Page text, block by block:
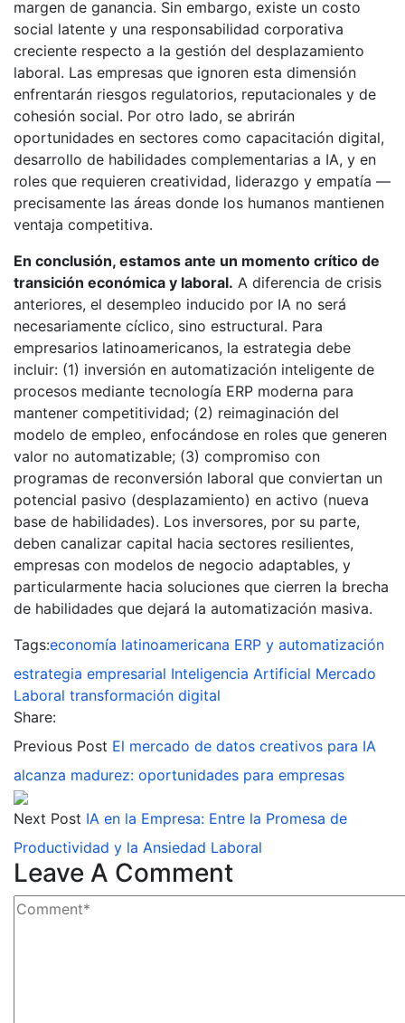
margen de ganancia. Sin embargo, existe un costo
social latente y una responsabilidad corporativa
creciente respecto a la gestión del desplazamiento
laboral. Las empresas que ignoren esta dimensión
enfrentarán riesgos regulatorios, reputacionales y de
cohesión social. Por otro lado, se abrirán
oportunidades en sectores como capacitación digital,
desarrollo de habilidades complementarias a IA, y en
roles que requieren creatividad, liderazgo y empatía —
precisamente las áreas donde los humanos mantienen
ventaja competitiva.
En conclusión, estamos ante un momento crítico de
transición económica y laboral. A diferencia de crisis
anteriores, el desempleo inducido por IA no será
necesariamente cíclico, sino estructural. Para
empresarios latinoamericanos, la estrategia debe
incluir: (1) inversión en automatización inteligente de
procesos mediante tecnología ERP moderna para
mantener competitividad; (2) reimaginación del
modelo de empleo, enfocándose en roles que generen
valor no automatizable; (3) compromiso con
programas de reconversión laboral que conviertan un
potencial pasivo (desplazamiento) en activo (nueva
base de habilidades). Los inversores, por su parte,
deben canalizar capital hacia sectores resilientes,
empresas con modelos de negocio adaptables, y
particularmente hacia soluciones que cierren la brecha
de habilidades que dejará la automatización masiva.
Tags:economía latinoamericana ERP y automatización
estrategia empresarial Inteligencia Artificial Mercado
Laboral transformación digital
Share:
Previous Post El mercado de datos creativos para IA
alcanza madurez: oportunidades para empresas
Next Post IA en la Empresa: Entre la Promesa de
Productividad y la Ansiedad Laboral
Leave A Comment